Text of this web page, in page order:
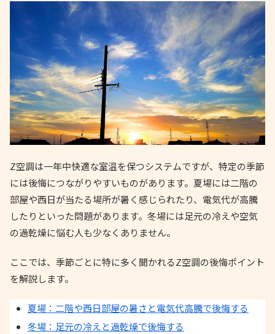
Z空調は一年中快適な室温を保つシステムですが、特定の季節
には後悔につながりやすいものがあります。夏場には二階の
部屋や西日が当たる場所が暑く感じられたり、電気代が高騰
したりといった問題があります。冬場には足元の冷えや空気
の過乾燥に悩む人も少なくありません。
ここでは、季節ごとに特に多く聞かれるZ空調の後悔ポイント
を解説します。
夏場：二階や西日部屋の暑さと電気代高騰で後悔する
冬場：足元の冷えと過乾燥で後悔する